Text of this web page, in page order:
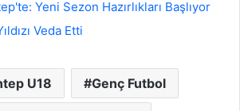
Yeni Sezon Hazırlıkları Başlıyor
Veda Etti
U18 Genç Futbol